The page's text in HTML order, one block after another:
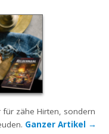
für zähe Hirten, sondern
Ganzer Artikel →